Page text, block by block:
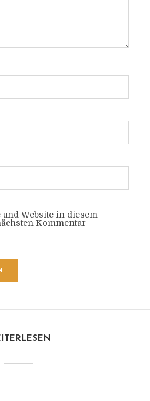
und Website in diesem
Kommentar